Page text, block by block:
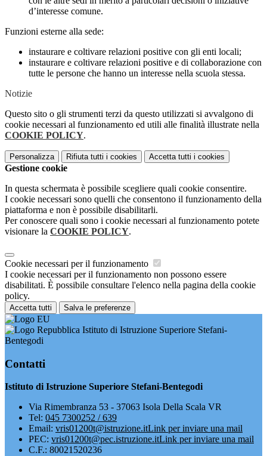
d’interesse comune.
Funzioni esterne alla sede:
instaurare e coltivare relazioni positive con gli enti locali;
instaurare e coltivare relazioni positive e di collaborazione con
tutte le persone che hanno un interesse nella scuola stessa.
Notizie
Questo sito o gli strumenti terzi da questo utilizzati si avvalgono di
cookie necessari al funzionamento ed utili alle finalità illustrate nella
COOKIE POLICY.
Personalizza Rifiuta tutti i cookies Accetta tutti i cookies
Gestione cookie
In questa schermata è possibile scegliere quali cookie consentire.
I cookie necessari sono quelli che consentono il funzionamento della
piattaforma e non è possibile disabilitarli.
Per conoscere quali sono i cookie necessari al funzionamento potete
visionare la COOKIE POLICY.
Cookie necessari per il funzionamento
I cookie necessari per il funzionamento non possono essere
disabilitati. È possibile consultare l'elenco nella pagina della cookie
policy.
Accetta tutti Salva le preferenze
Istituto di Istruzione Superiore Stefani-
Bentegodi
Contatti
Istituto di Istruzione Superiore Stefani-Bentegodi
Via Rimembranza 53 - 37063 Isola Della Scala VR
Tel: 045 7300252 / 639
Email: vris01200t@istruzione.itLink per inviare una mail
PEC: vris01200t@pec.istruzione.itLink per inviare una mail
C.F.: 80021520236